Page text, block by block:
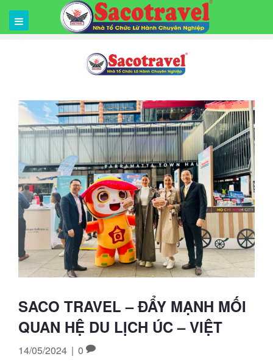
SACO TRAVEL – ĐẨY MẠNH MỐI
QUAN HỆ DU LỊCH ÚC – VIỆT
14/05/2024 | 0